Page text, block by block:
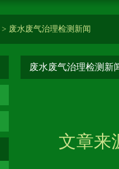
> 废水废气治理检测新闻
废水废气治理检测新
文章